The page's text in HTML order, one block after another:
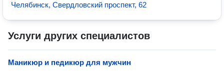
Челябинск, Свердловский проспект, 62
Услуги других специалистов
Маникюр и педикюр для мужчин